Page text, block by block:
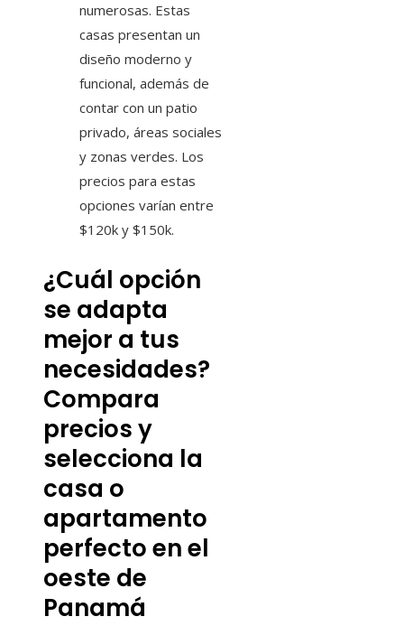
numerosas. Estas
casas presentan un
diseño moderno y
funcional, además de
contar con un patio
privado, áreas sociales
y zonas verdes. Los
precios para estas
opciones varían entre
$120k y $150k.
¿Cuál opción
se adapta
mejor a tus
necesidades?
Compara
precios y
selecciona la
casa o
apartamento
perfecto en el
oeste de
Panamá